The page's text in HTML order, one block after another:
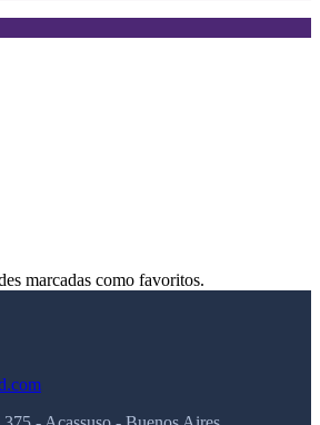
marcadas como favoritos.